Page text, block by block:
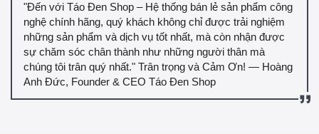
"Đến với Táo Đen Shop – Hệ thống bán lẻ sản phẩm công
nghệ chính hãng, quý khách không chỉ được trải nghiệm
những sản phẩm và dịch vụ tốt nhất, mà còn nhận được
sự chăm sóc chân thành như những người thân mà
chúng tôi trân quý nhất." Trân trọng và Cảm Ơn! — Hoàng
Anh Đức, Founder & CEO Táo Đen Shop